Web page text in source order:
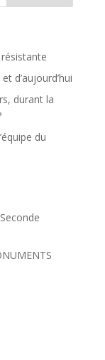
d’aujourd’hui
durant la
du